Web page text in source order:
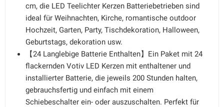
cm, die LED Teelichter Kerzen Batteriebetrieben sind
ideal für Weihnachten, Kirche, romantische outdoor
Hochzeit, Garten, Party, Tischdekoration, Halloween,
Geburtstags, dekoration usw.
【24 Langlebige Batterie Enthalten】Ein Paket mit 24
flackernden Votiv LED Kerzen mit enthaltener und
installierter Batterie, die jeweils 200 Stunden halten,
gebrauchsfertig und einfach mit einem
Schiebeschalter ein- oder auszuschalten. Perfekt für